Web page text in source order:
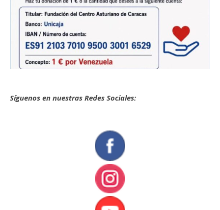
Síguenos en nuestras Redes Sociales: